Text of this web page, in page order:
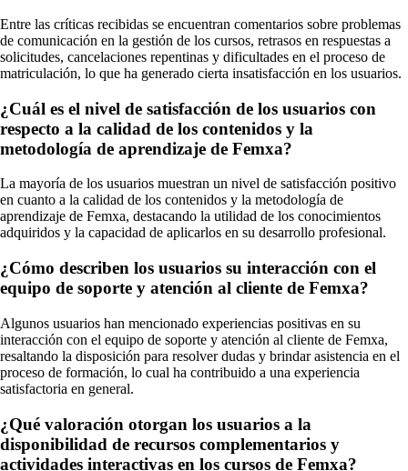
Entre las críticas recibidas se encuentran comentarios sobre problemas
de comunicación en la gestión de los cursos, retrasos en respuestas a
solicitudes, cancelaciones repentinas y dificultades en el proceso de
matriculación, lo que ha generado cierta insatisfacción en los usuarios.
¿Cuál es el nivel de satisfacción de los usuarios con
respecto a la calidad de los contenidos y la
metodología de aprendizaje de Femxa?
La mayoría de los usuarios muestran un nivel de satisfacción positivo
en cuanto a la calidad de los contenidos y la metodología de
aprendizaje de Femxa, destacando la utilidad de los conocimientos
adquiridos y la capacidad de aplicarlos en su desarrollo profesional.
¿Cómo describen los usuarios su interacción con el
equipo de soporte y atención al cliente de Femxa?
Algunos usuarios han mencionado experiencias positivas en su
interacción con el equipo de soporte y atención al cliente de Femxa,
resaltando la disposición para resolver dudas y brindar asistencia en el
proceso de formación, lo cual ha contribuido a una experiencia
satisfactoria en general.
¿Qué valoración otorgan los usuarios a la
disponibilidad de recursos complementarios y
actividades interactivas en los cursos de Femxa?